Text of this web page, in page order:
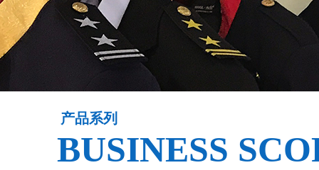
产品系列
BUSINESS